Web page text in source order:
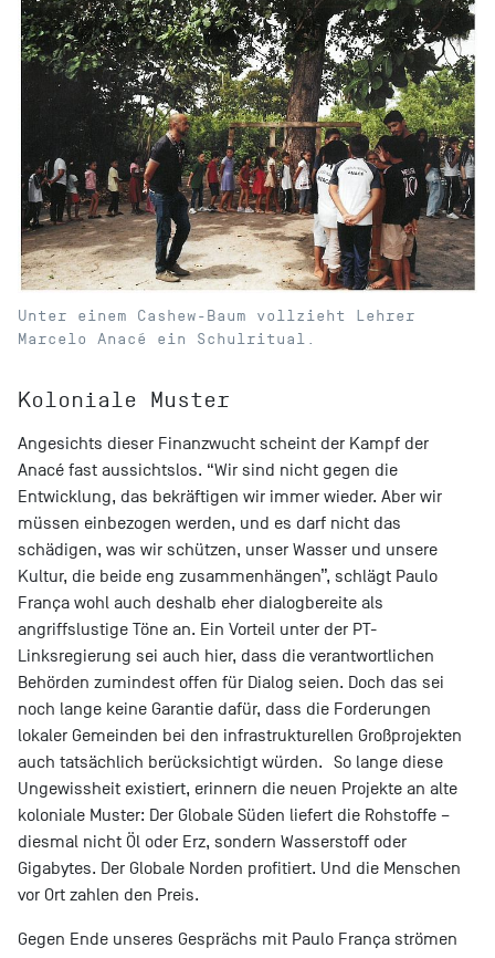
Unter einem Cashew-Baum vollzieht Lehrer
Marcelo Anacé ein Schulritual.
Koloniale Muster
Angesichts dieser Finanzwucht scheint der Kampf der
Anacé fast aussichtslos. “Wir sind nicht gegen die
Entwicklung, das bekräftigen wir immer wieder. Aber wir
müssen einbezogen werden, und es darf nicht das
schädigen, was wir schützen, unser Wasser und unsere
Kultur, die beide eng zusammenhängen”, schlägt Paulo
França wohl auch deshalb eher dialogbereite als
angriffslustige Töne an. Ein Vorteil unter der PT-
Linksregierung sei auch hier, dass die verantwortlichen
Behörden zumindest offen für Dialog seien. Doch das sei
noch lange keine Garantie dafür, dass die Forderungen
lokaler Gemeinden bei den infrastrukturellen Großprojekten
auch tatsächlich berücksichtigt würden. So lange diese
Ungewissheit existiert, erinnern die neuen Projekte an alte
koloniale Muster: Der Globale Süden liefert die Rohstoffe –
diesmal nicht Öl oder Erz, sondern Wasserstoff oder
Gigabytes. Der Globale Norden profitiert. Und die Menschen
vor Ort zahlen den Preis.
Gegen Ende unseres Gesprächs mit Paulo França strömen